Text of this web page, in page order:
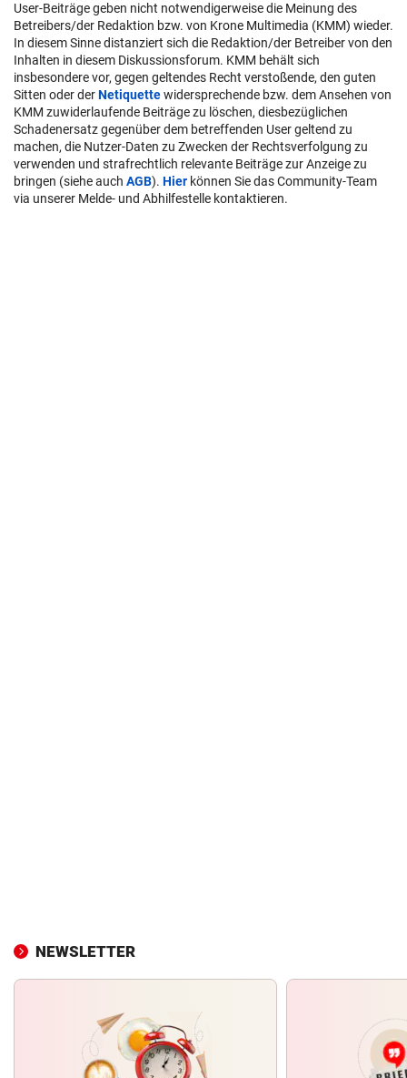
User-Beiträge geben nicht notwendigerweise die Meinung des
Betreibers/der Redaktion bzw. von Krone Multimedia (KMM) wieder.
In diesem Sinne distanziert sich die Redaktion/der Betreiber von den
Inhalten in diesem Diskussionsforum. KMM behält sich
insbesondere vor, gegen geltendes Recht verstoßende, den guten
Sitten oder derNetiquettewidersprechende bzw. dem Ansehen von
KMM zuwiderlaufende Beiträge zu löschen, diesbezüglichen
Schadenersatz gegenüber dem betreffenden User geltend zu
machen, die Nutzer-Daten zu Zwecken der Rechtsverfolgung zu
verwenden und strafrechtlich relevante Beiträge zur Anzeige zu
bringen (siehe auch AGB). Hier können Sie das Community-Team
via unserer Melde- und Abhilfestelle kontaktieren.
NEWSLETTER